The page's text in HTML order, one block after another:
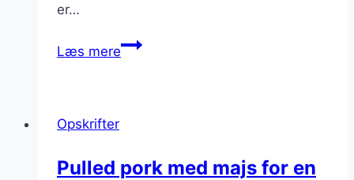
er…
Læs merePulled
smag
Opskrifter
Pulled pork med majs for en